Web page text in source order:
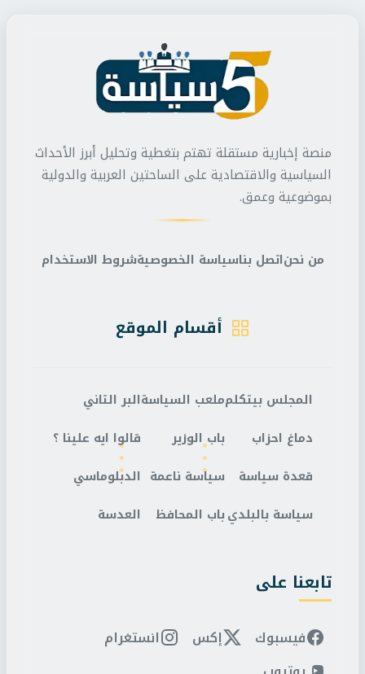
منصة إخبارية مستقلة تهتم بتغطية وتحليل أبرز الأحداث
السياسية والاقتصادية على الساحتين العربية والدولية
بموضوعية وعمق.
من نحناتصل بناسياسة الخصوصيةشروط الاستخدام
أقسام الموقع
المجلس بيتكلم
دماغ احزاب
قعدة سياسة
سياسة بالبلدي
ملعب السياسة
باب الوزير
سياسة ناعمة
باب المحافظ
البر التاني
قالوا ايه علينا ؟
الدبلوماسي
العدسة
تابعنا على
فيسبوك إكس
انستغرام